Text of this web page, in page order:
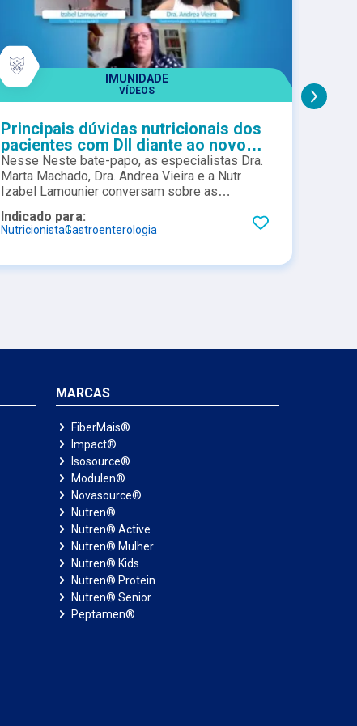
IMUNIDADE
VÍDEOS
Principais dúvidas nutricionais dos
pacientes com DII diante ao novo
COVID 19 (emocionais e
nutricionais)
Nesse Neste bate-papo, as especialistas Dra.
Marta Machado, Dra. Andrea Vieira e a Nutr
Izabel Lamounier conversam sobre as
Doença Inflamatória Intestinal em tempos de
COVID-19.
Indicado para:
NutricionistaGastroenterologia
MARCAS
FiberMais®
Impact®
Isosource®
Modulen®
Novasource®
Nutren®
Nutren® Active
Nutren® Mulher
Nutren® Kids
Nutren® Protein
Nutren® Senior
Peptamen®